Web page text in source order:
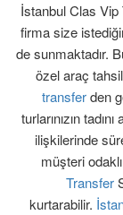
İstanbul Clas Vip
firma size
de sunmaktadır.
özel araç
transferden
turlarınızın
ilişkilerinde
müşteri
Transfer
kurtarabilir.